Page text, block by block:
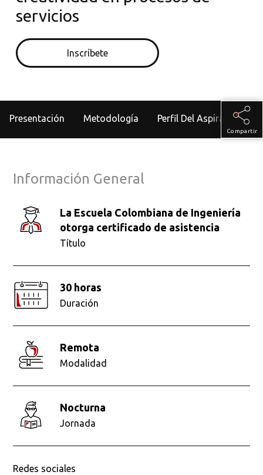
servicios
Inscríbete
Presentación Metodología Perfil Del Aspirante
Compartir
Información General
La Escuela Colombiana de Ingeniería
otorga certificado de asistencia
Título
30 horas
Duración
remota
Modalidad
nocturna
Jornada
Redes sociales
en las que ha liderado áreas de mejora continua.
herramientas de mejora continua a la medida. Ha liderado la
generación y puesta en marcha de ideas de mejora y éxitos
Meals de Colombia (Grupo Nutresa).